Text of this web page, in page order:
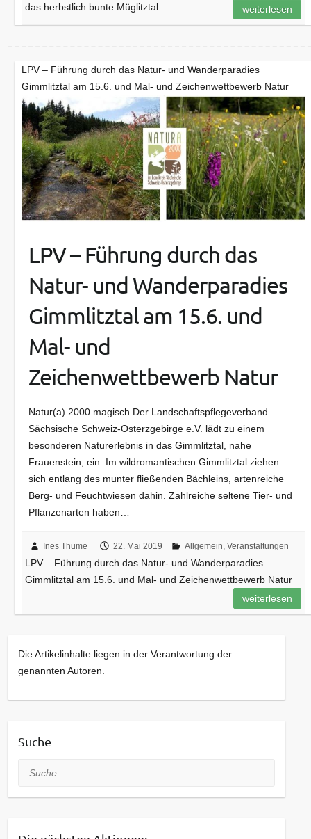
das herbstlich bunte Müglitztal
weiterlesen
LPV – Führung durch das Natur- und Wanderparadies
Gimmlitztal am 15.6. und Mal- und Zeichenwettbewerb Natur
LPV – Führung durch das
Natur- und Wanderparadies
Gimmlitztal am 15.6. und
Mal- und
Zeichenwettbewerb Natur
Natur(a) 2000 magisch Der Landschaftspflegeverband
Sächsische Schweiz-Osterzgebirge e.V. lädt zu einem
besonderen Naturerlebnis in das Gimmlitztal, nahe
Frauenstein, ein. Im wildromantischen Gimmlitztal ziehen
sich entlang des munter fließenden Bächleins, artenreiche
Berg- und Feuchtwiesen dahin. Zahlreiche seltene Tier- und
Pflanzenarten haben…
Ines Thume 22. Mai 2019 Allgemein ,Veranstaltungen
LPV – Führung durch das Natur- und Wanderparadies
Gimmlitztal am 15.6. und Mal- und Zeichenwettbewerb Natur
weiterlesen
Die Artikelinhalte liegen in der Verantwortung der
genannten Autoren.
Suche
Suche